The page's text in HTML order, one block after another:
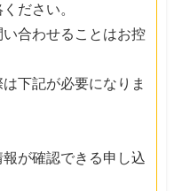
ださい。
合わせることはお控
下記が必要になりま
報が確認できる申し込